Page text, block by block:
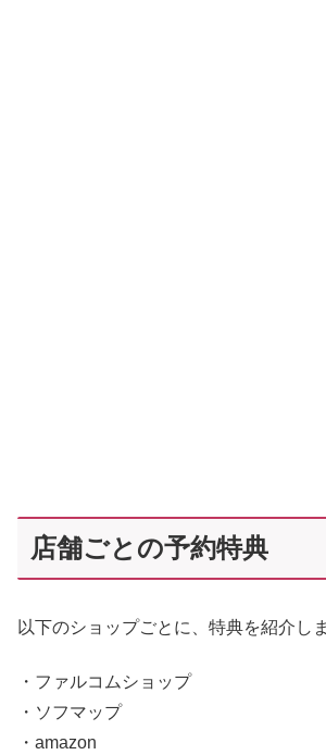
店舗ごとの予約特典
以下のショップごとに、特典を紹介しま
・ファルコムショップ
・ソフマップ
・amazon